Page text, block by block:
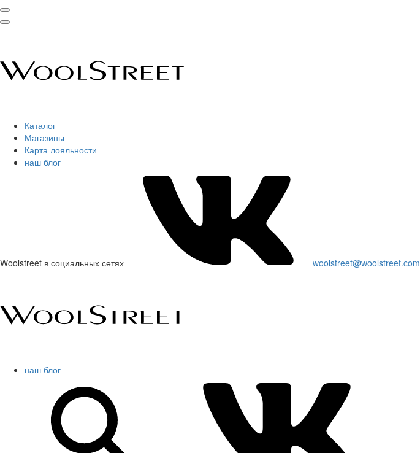
Каталог
Магазины
Карта лояльности
наш блог
Woolstreet в социальных сетях woolstreet@woolstreet.com
наш блог